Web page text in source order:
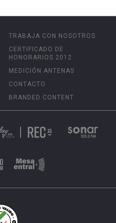
TRABAJA CON NOSOTROS
CERTIFICADO DE
HONORARIOS 2012
MEDICIÓN ANTENAS
CONTACTO
BRANDED CONTENT